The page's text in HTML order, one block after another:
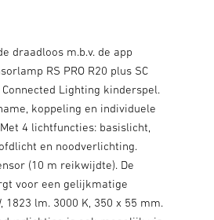
draadloos m.b.v. de app
RS PRO R20 plus SC
Lighting kinderspel.
koppeling en individuele
4 lichtfuncties: basislicht,
en noodverlichting.
(10 m reikwijdte). De
voor een gelijkmatige
1823 lm. 3000 K, 350 x 55 mm.